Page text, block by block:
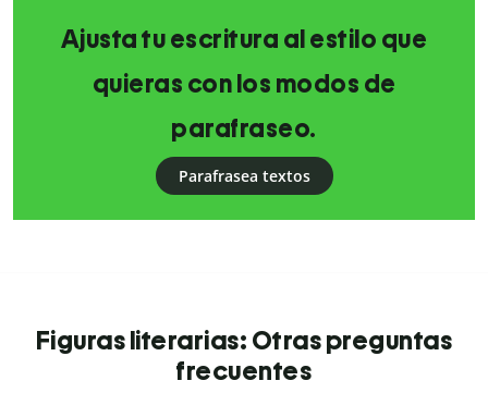
Ajusta tu escritura al estilo que
quieras con los modos de
parafraseo.
Parafrasea textos
Figuras literarias: Otras preguntas
frecuentes